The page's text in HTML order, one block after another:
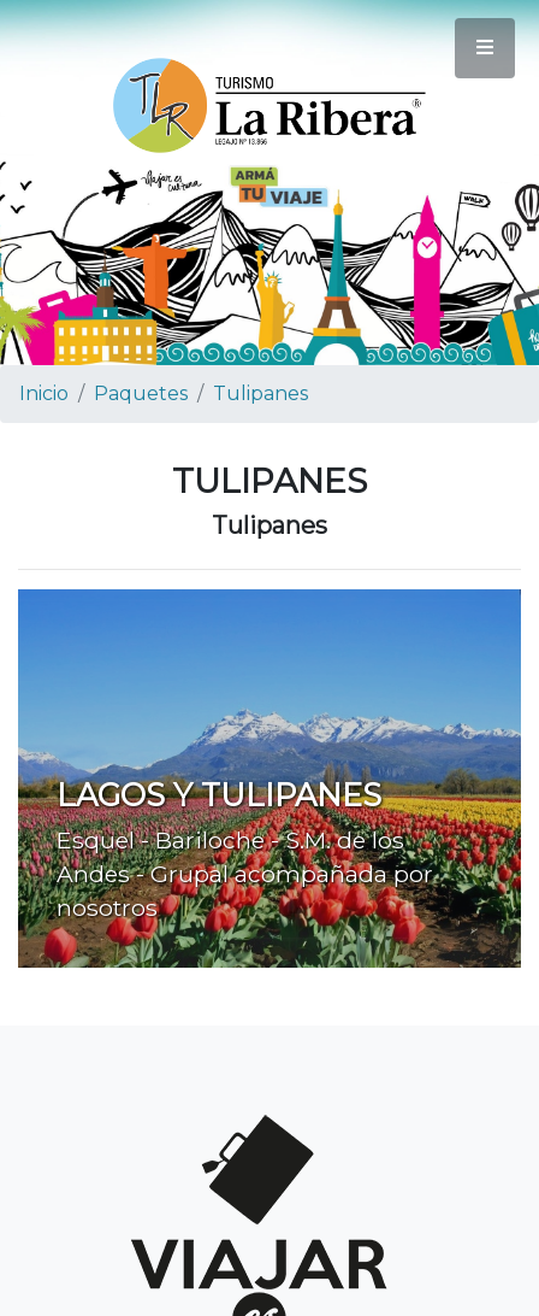
Inicio Paquetes Tulipanes
TULIPANES
Tulipanes
LAGOS Y TULIPANES
Esquel - Bariloche - S.M. de los
Andes - Grupal acompañada por
nosotros